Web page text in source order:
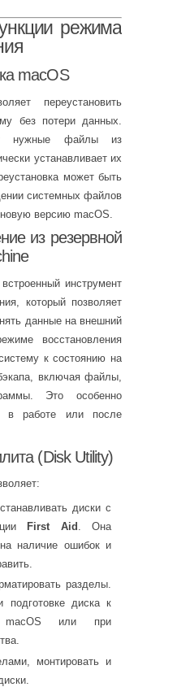
режима
macOS
переустановить
без потери данных.
нужные файлы из
устанавливает их
может быть
системных файлов
версию macOS.
из резервной
инструмент
который позволяет
данные на внешний
восстановления
к состоянию на
включая файлы,
Это особенно
в работе или после
(Disk Utility)
диски с
First Aid . Она
наличие ошибок и
разделы.
подготовке диска к
macOS или при
монтировать и